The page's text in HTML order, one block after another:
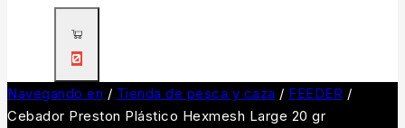
0
Navegando en / Tienda de pesca y caza / FEEDER /
Cebador Preston Plástico Hexmesh Large 20 gr